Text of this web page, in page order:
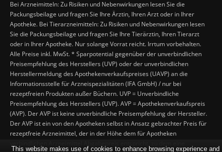
Bei Arzneimitteln: Zu Risiken und Nebenwirkungen lesen Sie die
Packungsbeilage und fragen Sie Ihre Ärztin, Ihren Arzt oder in Ihrer
Apotheke. Bei Tierarzneimitteln: Zu Risiken und Nebenwirkungen lesen
Sie die Packungsbeilage und fragen Sie Ihre Tierärztin, Ihren Tierarzt
oder in Ihrer Apotheke. Nur solange Vorrat reicht. Irrtum vorbehalten.
Alle Preise inkl. MwSt. * Sparpotential gegenüber der unverbindlichen
Preisempfehlung des Herstellers (UVP) oder der unverbindlichen
Herstellermeldung des Apothekenverkaufspreises (UAVP) an die
Informationsstelle für Arzneispezialitäten (IFA GmbH) / nur bei
rezeptfreien Produkten außer Büchern. UVP = Unverbindliche
Preisempfehlung des Herstellers (UVP). AVP = Apothekenverkaufspreis
(AVP). Der AVP ist keine unverbindliche Preisempfehlung der Hersteller.
Der AVP ist ein von den Apotheken selbst in Ansatz gebrachter Preis für
rezeptfreie Arzneimittel, der in der Höhe dem für Apotheken
This website makes use of cookies to enhance browsing experience and